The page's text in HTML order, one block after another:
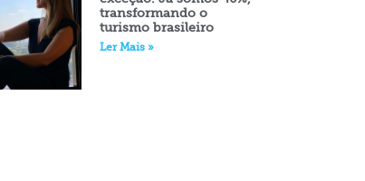
transformando o
turismo brasileiro
Ler Mais »